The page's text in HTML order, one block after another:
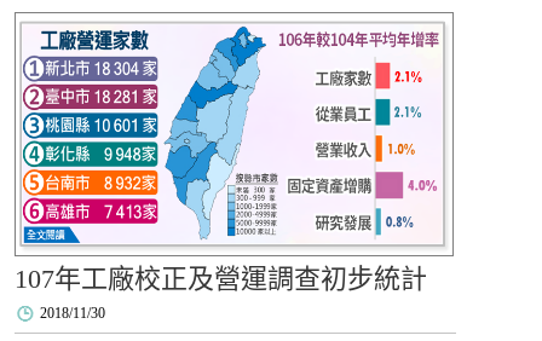
107年工廠校正及營運調查初步統計
2018/11/30